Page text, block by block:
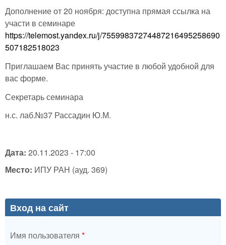
Дополнение от 20 ноября: доступна прямая ссылка на
участи в семинаре
https://telemost.yandex.ru/j/75599837274487216495258690
507182518023
Приглашаем Вас принять участие в любой удобной для
вас форме.
Секретарь семинара
н.с. лаб.№37 Рассадин Ю.М.
Дата: 20.11.2023 - 17:00
Место: ИПУ РАН (ауд. 369)
Вход на сайт
Имя пользователя *